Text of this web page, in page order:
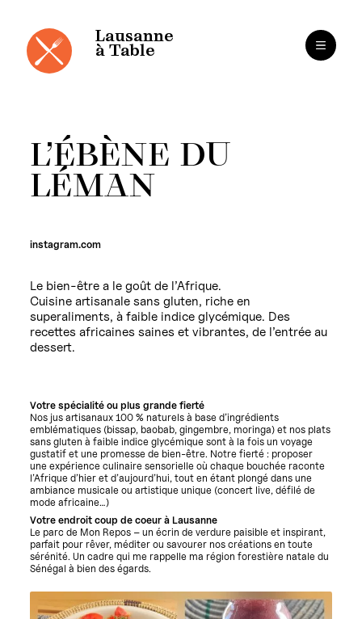
contenu
Lausanne
à Table
L’ÉBÈNE DU
LÉMAN
instagram.com
Le bien-être a le goût de l’Afrique.
Cuisine artisanale sans gluten, riche en
superaliments, à faible indice glycémique. Des
recettes africaines saines et vibrantes, de l’entrée au
dessert.
Votre spécialité ou plus grande fierté
Nos jus artisanaux 100 % naturels à base d’ingrédients
emblématiques (bissap, baobab, gingembre, moringa) et nos plats
sans gluten à faible indice glycémique sont à la fois un voyage
gustatif et une promesse de bien-être. Notre fierté : proposer
une expérience culinaire sensorielle où chaque bouchée raconte
l’Afrique d’hier et d’aujourd’hui, tout en étant plongé dans une
ambiance musicale ou artistique unique (concert live, défilé de
mode africaine…)
Votre endroit coup de coeur à Lausanne
Le parc de Mon Repos – un écrin de verdure paisible et inspirant,
parfait pour rêver, méditer ou savourer nos créations en toute
sérénité. Un cadre qui me rappelle ma région forestière natale du
Sénégal à bien des égards.